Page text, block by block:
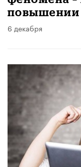
повышении
6 декабря